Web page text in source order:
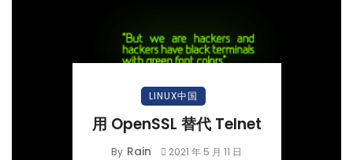
LINUX中国
用 OpenSSL 替代 Telnet
By Rain 2021 年 5 月 11 日